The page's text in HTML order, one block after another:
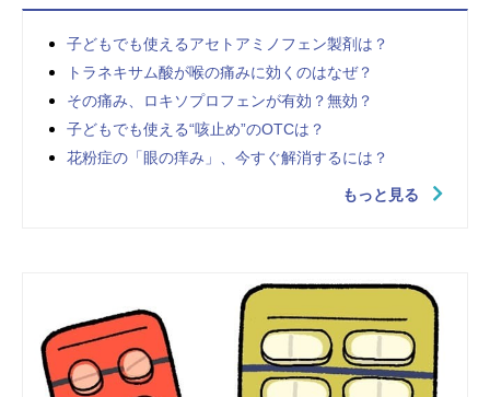
子どもでも使えるアセトアミノフェン製剤は？
トラネキサム酸が喉の痛みに効くのはなぜ？
その痛み、ロキソプロフェンが有効？無効？
子どもでも使える“咳止め”のOTCは？
花粉症の「眼の痒み」、今すぐ解消するには？
もっと見る